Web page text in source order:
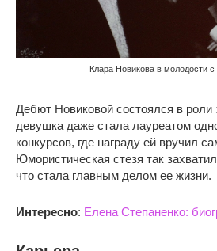
Клара Новикова в молодости
Дебют Новиковой состоялся в роли
девушка даже стала лауреатом
конкурсов, где награду ей вручил
Юмористическая стезя так
что стала главным делом ее жизни.
Интересно: Елена Степаненко: